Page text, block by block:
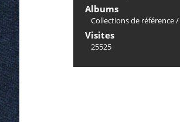
Albums
Collections de référence/
Visites
25525